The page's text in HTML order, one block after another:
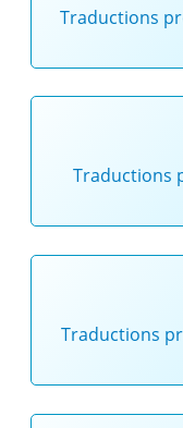
Traductions
Traductions
Traductions